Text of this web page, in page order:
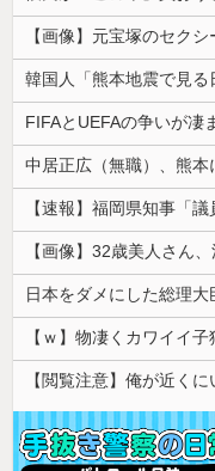
【ｗ】物凄くカワイイ
【閲覧注意】俺が近く